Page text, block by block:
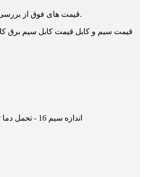
قیمت های فوق ازدر بازار و تامین کنندگان دیگر است و برای اطلاع از حدود قیمت ها است و ممکن است هم اکنون این محصول دارای قیمت جدید باشد.
قیمت سیم و کابل قیمت کابل سیم برق
سیم افشان سایز 16 سیمکو - هادی مس 5 - جنس روکش PVC - اندازه سیم 16 - تحمل دما تا 70 درجه سانتی گراد - کیفیت بالا - انعطاف پذیری زیاد - قیمت مناسب - (قیمت بر اساس یک متر)